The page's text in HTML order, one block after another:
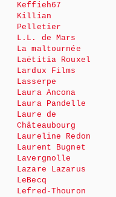
Keffieh67
Killian
Pelletier
L.L. de Mars
La maltournée
Laëtitia Rouxel
Lardux Films
Lasserpe
Laura Ancona
Laura Pandelle
Laure de
Châteaubourg
Laureline Redon
Laurent Bugnet
Lavergnolle
Lazare Lazarus
LeBecq
Lefred-Thouron